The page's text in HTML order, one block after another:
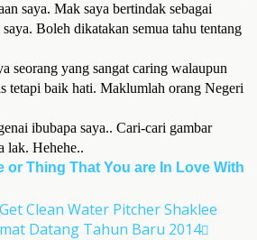
saya. Mak saya bertindak sebagai
Boleh dikatakan semua tahu tentang
seorang yang sangat caring walaupun
tetapi baik hati. Maklumlah orang Negeri
ibubapa saya.. Cari-cari gambar
lak. Hehehe..
or Thing That You are In Love With
Get Clean Water Pitcher Shaklee
Datang Tahun Baru 2014